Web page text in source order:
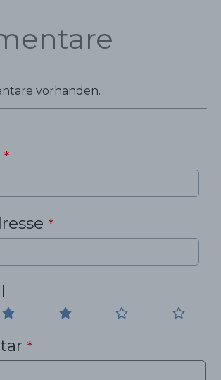
vorhanden.
*
*
*